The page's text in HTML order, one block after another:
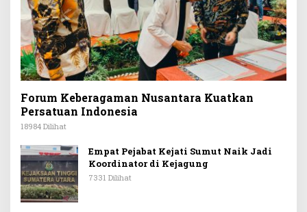
Forum Keberagaman Nusantara Kuatkan
Persatuan Indonesia
18984 Dilihat
Empat Pejabat Kejati Sumut Naik Jadi
Koordinator di Kejagung
7331 Dilihat